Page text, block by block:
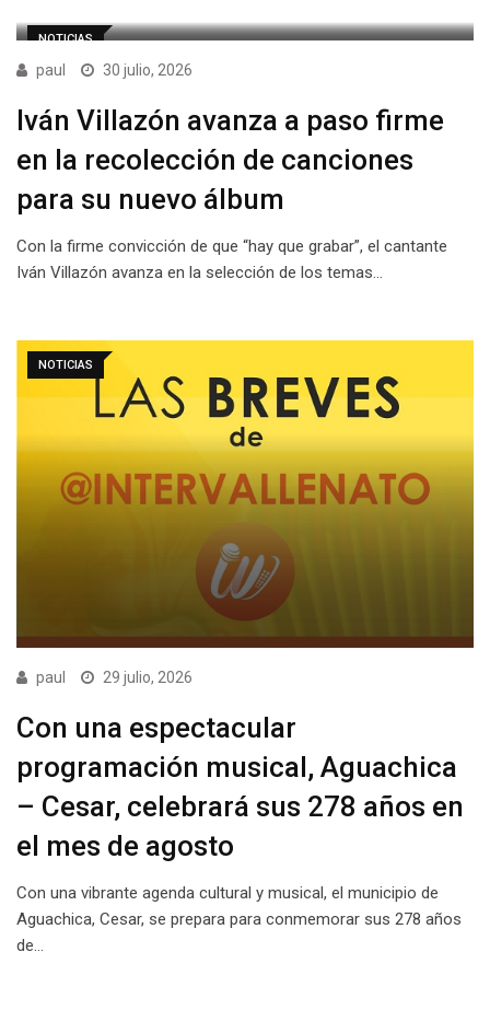
NOTICIAS
paul 30 julio, 2026
Iván Villazón avanza a paso firme
en la recolección de canciones
para su nuevo álbum
Con la firme convicción de que “hay que grabar”, el cantante
Iván Villazón avanza en la selección de los temas…
NOTICIAS
paul 29 julio, 2026
Con una espectacular
programación musical, Aguachica
– Cesar, celebrará sus 278 años en
el mes de agosto
Con una vibrante agenda cultural y musical, el municipio de
Aguachica, Cesar, se prepara para conmemorar sus 278 años
de…